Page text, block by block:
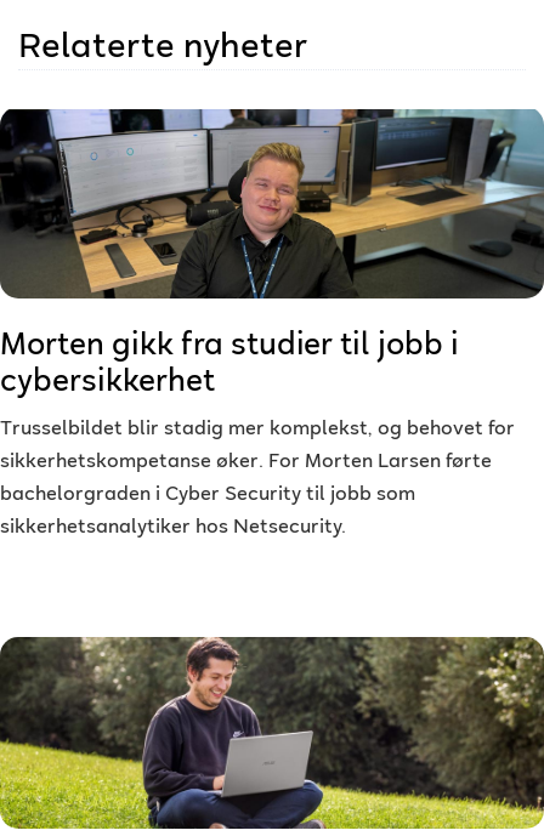
Relaterte nyheter
Morten gikk fra studier til jobb i
cybersikkerhet
Trusselbildet blir stadig mer komplekst, og behovet for
sikkerhetskompetanse øker. For Morten Larsen førte
bachelorgraden i Cyber Security til jobb som
sikkerhetsanalytiker hos Netsecurity.